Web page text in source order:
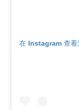
在 Instagram 查看